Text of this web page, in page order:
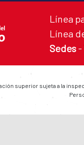
Línea
Línea
Sedes -
superior sujeta a la